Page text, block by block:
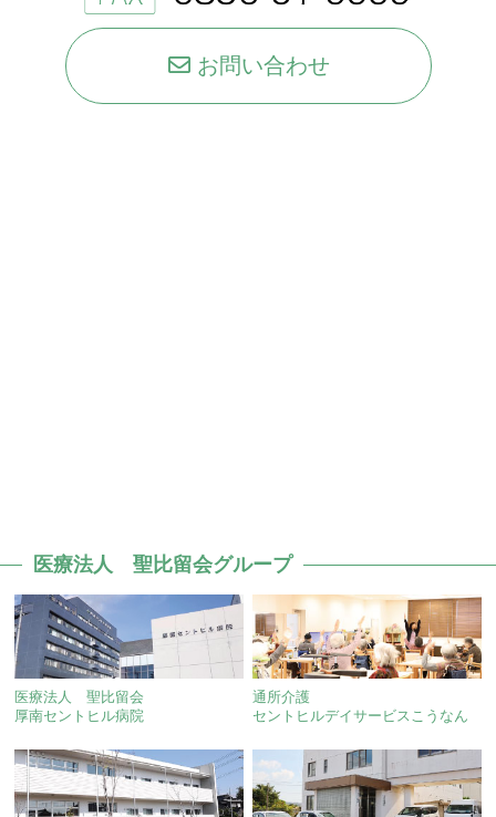
お問い合わせ
医療法人 聖比留会グループ
医療法人 聖比留会
厚南セントヒル病院
通所介護
セントヒルデイサービスこうなん